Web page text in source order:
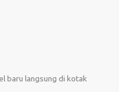
baru langsung di kotak